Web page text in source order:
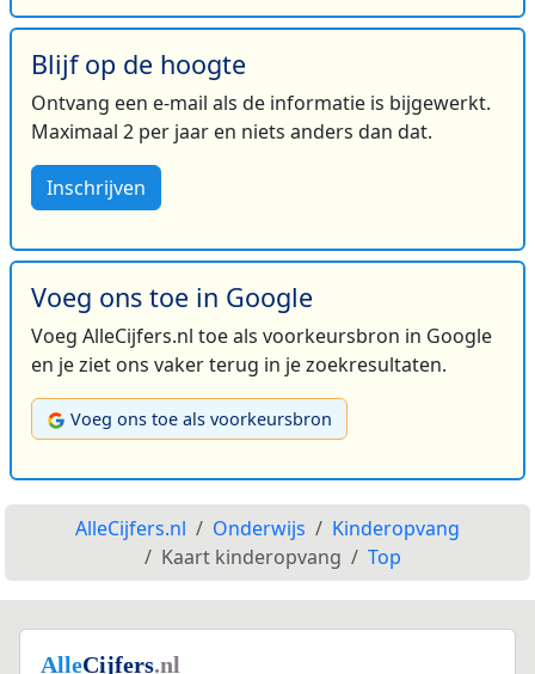
Blijf op de hoogte
Ontvang een e-mail als de informatie is bijgewerkt.
Maximaal 2 per jaar en niets anders dan dat.
Inschrijven
Voeg ons toe in Google
Voeg AlleCijfers.nl toe als voorkeursbron in Google
en je ziet ons vaker terug in je zoekresultaten.
Voeg ons toe als voorkeursbron
AlleCijfers.nl Onderwijs
Kinderopvang
Kaart kinderopvang
Top